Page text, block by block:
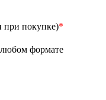
при покупке)*
формате